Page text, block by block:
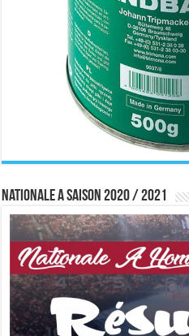
Nationale A saison 2020 / 2021